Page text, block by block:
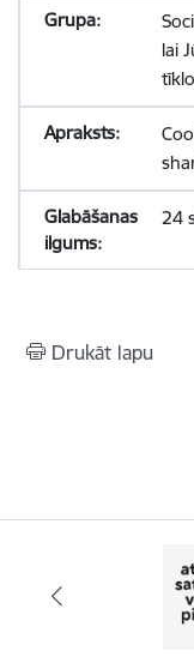
lai
24
Drukāt lapu